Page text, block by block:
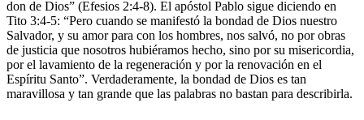
don de Dios” (Efesios 2:4-8). El apóstol Pablo sigue diciendo en
Tito 3:4-5: “Pero cuando se manifestó la bondad de Dios nuestro
Salvador, y su amor para con los hombres, nos salvó, no por obras
de justicia que nosotros hubiéramos hecho, sino por su misericordia,
por el lavamiento de la regeneración y por la renovación en el
Espíritu Santo”. Verdaderamente, la bondad de Dios es tan
maravillosa y tan grande que las palabras no bastan para describirla.